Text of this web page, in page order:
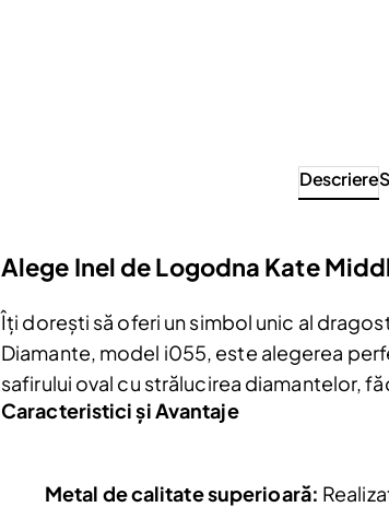
Descriere
Alege Inel de Logodna Kate
Îți dorești să oferi un simbol unic al
Diamante, model i055, este alegerea
safirului oval cu strălucirea diamantelor,
Caracteristici și Avantaje
Metal de calitate superioară: